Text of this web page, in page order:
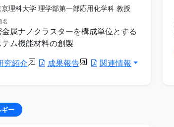
理科大学 理学部第一部応用化学科 教授
名
属ナノクラスターを構成単位とする
テム機能材料の創製
究紹介
成果報告 関連情報
ギー